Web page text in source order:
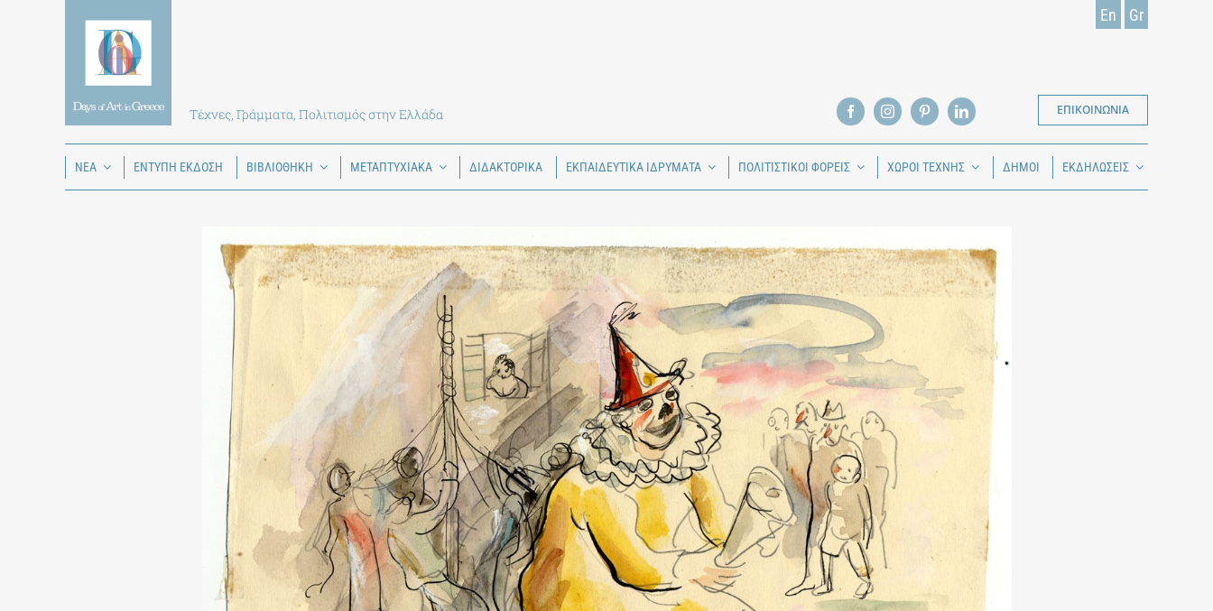
Τέχνες, Γράμματα, Πολιτισμός στην Ελλάδα
En Gr
ΕΠΙΚΟΙΝΩΝΙΑ
ΝΕΑ ΕΝΤΥΠΗ ΕΚΔΟΣΗ ΒΙΒΛΙΟΘΗΚΗ ΜΕΤΑΠΤΥΧΙΑΚΑ ΔΙΔΑΚΤΟΡΙΚΑ ΕΚΠΑΙΔΕΥΤΙΚΑ ΙΔΡΥΜΑΤΑ ΠΟΛΙΤΙΣΤΙΚΟΙ ΦΟΡΕΙΣ ΧΩΡΟΙ ΤΕΧΝΗΣ ΔΗΜΟΙ ΕΚΔΗΛΩΣΕΙΣ